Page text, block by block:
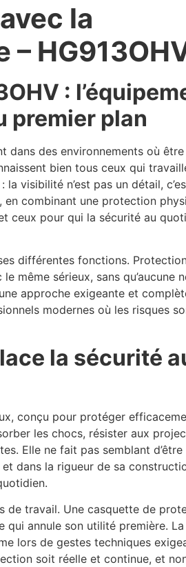
la
:
premier plan
dans des environnements où
bien tous ceux qui
visibilité n’est pas un détail,
combinant une protection
ceux pour qui la sécurité au
différentes fonctions.
même sérieux, sans qu’aucune
approche exigeante et
modernes où les risques
la sécurité
conçu pour protéger
les chocs, résister aux
Elle ne fait pas semblant d’être
dans la rigueur de sa
de travail. Une casquette de
qui annule son utilité première. La
lors de gestes techniques
soit réelle et continue, et